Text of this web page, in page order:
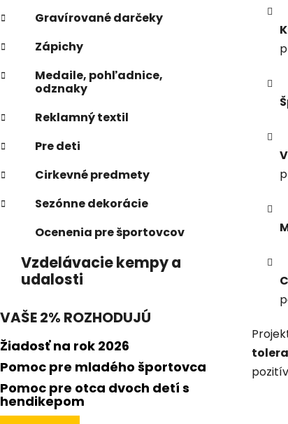
g
ó
r
i
e
Gravírované darčeky
Zápichy
Medaile, pohľadnice,
odznaky
Reklamný textil
Pre deti
Cirkevné predmety
Sezónne dekorácie
Ocenenia pre športovcov
Vzdelávacie kempy a
udalosti
VAŠE 2% ROZHODUJÚ
Žiadosť na rok 2026
Pomoc pre mladého športovca
Pomoc pre otca dvoch detí s
hendikepom